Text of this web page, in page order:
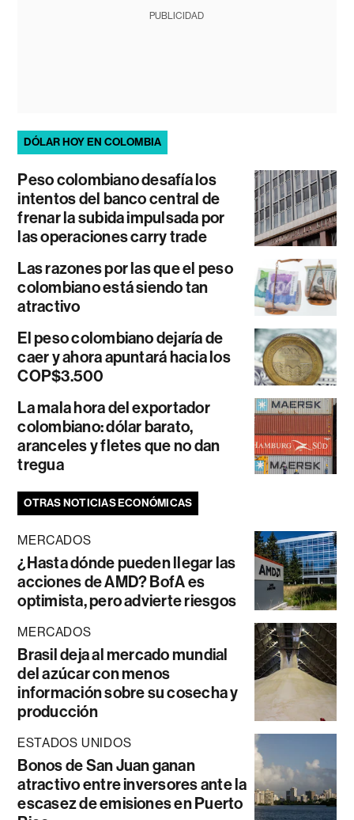
PUBLICIDAD
DÓLAR HOY EN COLOMBIA
Peso colombiano desafía los
intentos del banco central de
frenar la subida impulsada por
las operaciones carry trade
Las razones por las que el peso
colombiano está siendo tan
atractivo
El peso colombiano dejaría de
caer y ahora apuntará hacia los
COP$3.500
La mala hora del exportador
colombiano: dólar barato,
aranceles y fletes que no dan
tregua
OTRAS NOTICIAS ECONÓMICAS
MERCADOS
¿Hasta dónde pueden llegar las
acciones de AMD? BofA es
optimista, pero advierte riesgos
MERCADOS
Brasil deja al mercado mundial
del azúcar con menos
información sobre su cosecha y
producción
ESTADOS UNIDOS
Bonos de San Juan ganan
atractivo entre inversores ante la
escasez de emisiones en Puerto